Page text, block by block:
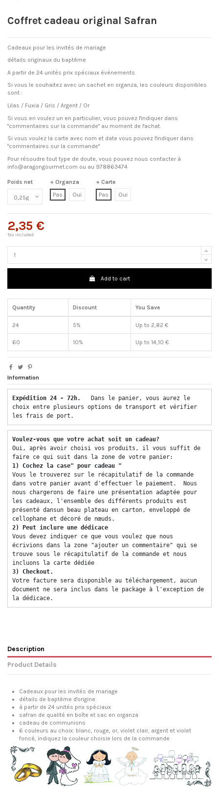
Coffret cadeau original Safran
Cadeaux pour les invités de mariage
détails originaux du baptême
A partir de 24 unités prix spéciaux événements
Si vous le souhaitez avec un sachet en organza, les couleurs disponibles
sont :
Lilas / Fuxia / Gris / Argent / Or
Si vous en voulez un en particulier, vous pouvez l'indiquer dans
"commentaires sur la commande" au moment de l'achat.
Si vous voulez la carte avec nom et date vous pouvez l'indiquer dans
"commentaires sur la commande"
Pour résoudre tout type de doute, vous pouvez nous contacter à
info@aragongourmet.com ou au 978863474
Poids net
+ Organza
Pas
Oui
+ Carte
Pas
Oui
2,35 €
Tax included
Add to cart
Quantity Discount You Save
24 5% Up to 2,82 €
60 10% Up to 14,10 €
Information
Expédition 24 - 72h.
Dans le panier, vous aurez le
choix entre plusieurs options de transport et vérifier
les frais de port.
Voulez-vous que votre achat soit un cadeau?
Oui, après avoir choisi vos produits, il vous suffit de
faire ce qui suit dans la zone de votre panier:
1) Cochez la case" pour cadeau "
Vous le trouverez sur le récapitulatif de la commande
dans votre panier avant d'effectuer le paiement.  Nous
nous chargerons de faire une présentation adaptée pour
les cadeaux, l'ensemble des différents produits est
présenté dansun beau plateau en carton, enveloppé de
cellophane et décoré de nœuds.
2) Peut inclure une dédicace
Vous devez indiquer ce que vous voulez que nous
écrivions dans la zone "ajouter un commentaire" qui se
trouve sous le récapitulatif de la commande et nous
incluons la carte dédiée
3) Checkout.
Votre facture sera disponible au téléchargement, aucun
document ne sera inclus dans le package à l'exception de
la dédicace.
Description
Product Details
Cadeaux pour les invités de mariage
détails de baptême d'origine
à partir de 24 unités prix spéciaux
safran de qualité en boîte et sac en organza
cadeau de communions
6 couleurs au choix: blanc, rouge, or, violet clair, argent et violet
foncé, indiquez la couleur choisie lors de la commande